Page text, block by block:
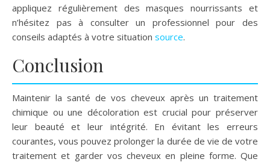
appliquez régulièrement des masques nourrissants et
n’hésitez pas à consulter un professionnel pour des
conseils adaptés à votre situation source.
Conclusion
Maintenir la santé de vos cheveux après un traitement
chimique ou une décoloration est crucial pour préserver
leur beauté et leur intégrité. En évitant les erreurs
courantes, vous pouvez prolonger la durée de vie de votre
traitement et garder vos cheveux en pleine forme. Que